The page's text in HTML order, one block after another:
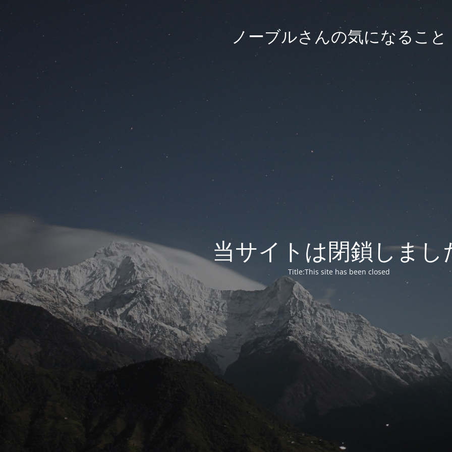
ノーブルさんの気になること
当サイトは閉鎖しまし
Title:This site has been closed